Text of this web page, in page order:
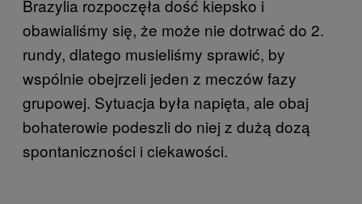
Brazylia rozpoczęła dość kiepsko i
obawialiśmy się, że może nie dotrwać do 2.
rundy, dlatego musieliśmy sprawić, by
wspólnie obejrzeli jeden z meczów fazy
grupowej. Sytuacja była napięta, ale obaj
bohaterowie podeszli do niej z dużą dozą
spontaniczności i ciekawości.